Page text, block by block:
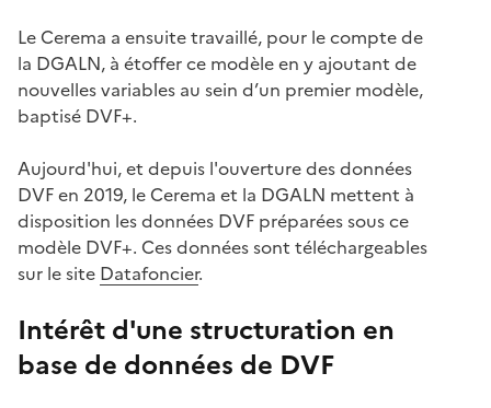
Le Cerema a ensuite travaillé, pour le compte de
la DGALN, à étoffer ce modèle en y ajoutant de
nouvelles variables au sein d’un premier modèle,
baptisé DVF+.
Aujourd'hui, et depuis l'ouverture des données
DVF en 2019, le Cerema et la DGALN mettent à
disposition les données DVF préparées sous ce
modèle DVF+. Ces données sont téléchargeables
sur le site Datafoncier.
Intérêt d'une structuration en
base de données de DVF